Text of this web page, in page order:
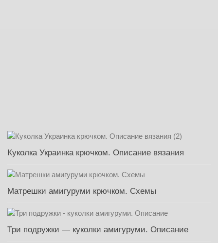
Куколка Украинка крючком. Описание вязания
Матрешки амигуруми крючком. Схемы
Три подружки — куколки амигуруми. Описание